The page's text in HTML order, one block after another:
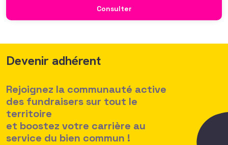
des politiques salariales comme un enjeu majeur,
Consulter
Devenir adhérent
Rejoignez la communauté active
des fundraisers sur tout le
territoire
et boostez votre carrière au
service du bien commun !